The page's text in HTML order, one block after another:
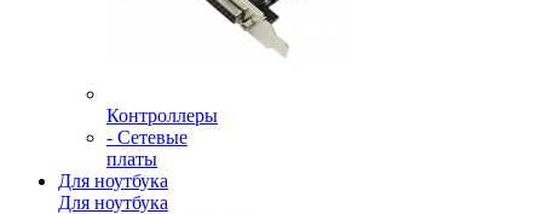
Контроллеры
- Сетевые
платы
Для ноутбука
Для ноутбука